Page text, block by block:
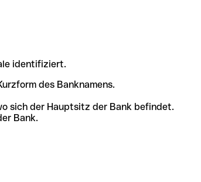
identifiziert.
des Banknamens.
sich der Hauptsitz der Bank befindet.
Bank.